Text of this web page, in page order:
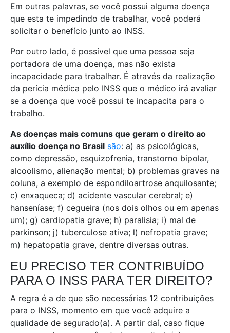
Em outras palavras, se você possui alguma doença
que esta te impedindo de trabalhar, você poderá
solicitar o benefício junto ao INSS.
Por outro lado, é possível que uma pessoa seja
portadora de uma doença, mas não exista
incapacidade para trabalhar. É através da realização
da perícia médica pelo INSS que o médico irá avaliar
se a doença que você possui te incapacita para o
trabalho.
As doenças mais comuns que geram o direito ao
auxílio doença no Brasil são: a) as psicológicas,
como depressão, esquizofrenia, transtorno bipolar,
alcoolismo, alienação mental; b) problemas graves na
coluna, a exemplo de espondiloartrose anquilosante;
c) enxaqueca; d) acidente vascular cerebral; e)
hanseníase; f) cegueira (nos dois olhos ou em apenas
um); g) cardiopatia grave; h) paralisia; i) mal de
parkinson; j) tuberculose ativa; l) nefropatia grave;
m) hepatopatia grave, dentre diversas outras.
EU PRECISO TER CONTRIBUÍDO
PARA O INSS PARA TER DIREITO?
A regra é a de que são necessárias 12 contribuições
para o INSS, momento em que você adquire a
qualidade de segurado(a). A partir daí, caso fique